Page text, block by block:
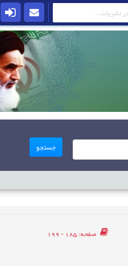
جستجو
صفحه: 185 - 199